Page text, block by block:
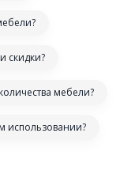
скидки?
мебели?
использовании?